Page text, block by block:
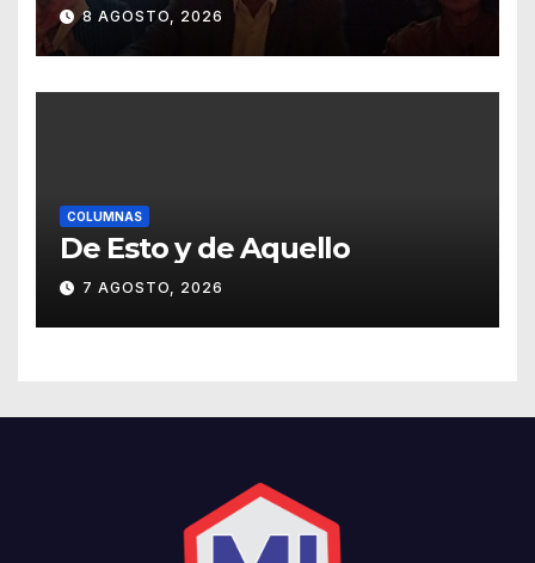
8 AGOSTO, 2026
COLUMNAS
De Esto y de Aquello
7 AGOSTO, 2026